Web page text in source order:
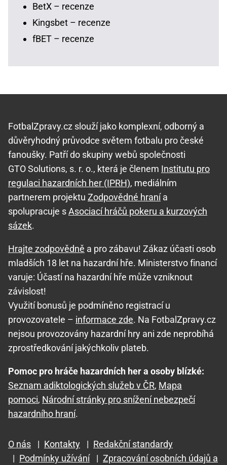
BetX – recenze
Kingsbet – recenze
fBET – recenze
FotbalZpravy.cz slouží jako komplexní, odborný a
důvěryhodný průvodce světem fotbalu pro české
fanoušky. Patří do skupiny webů společnosti
GTO Solutions, s. r. o., která je členem Institutu pro
regulaci hazardních her (IPRH), mediálním
partnerem projektu Zodpovědné hranía
spolupracuje sAsociací hráčů pokeru a kurzových
sázek.
Hrajte zodpovědně a pro zábavu! Zákaz účasti osob
mladších 18 let na hazardní hře. Ministerstvo financí
varuje: Účastí na hazardní hře může vzniknout
závislost!
Využití bonusů je podmíněno registrací u
provozovatele – informace zde. Na FotbalZpravy.cz
nejsou provozovány hazardní hry ani zde neprobíhá
zprostředkování jakýchkoliv plateb.
Pomoc pro hráče hazardních her a osoby blízké:
Seznam adiktologických služeb v ČR, Mapa
pomoci, Národní stránky pro snížení nebezpečí
hazardního hraní.
O nás | Kontakty | Redakční standardy
| Podmínky užívání | Zpracování osobních údajů a